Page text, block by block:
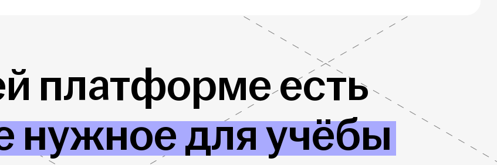
платформе есть
нужное для учёбы